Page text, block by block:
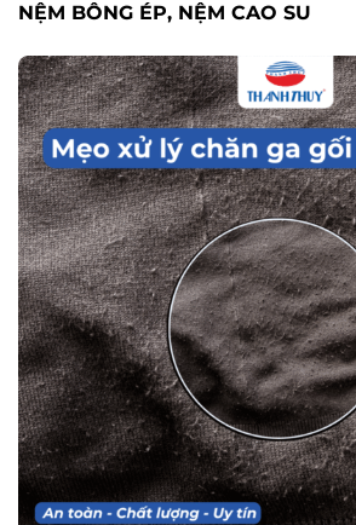
NỆM BÔNG ÉP, NỆM CAO SU